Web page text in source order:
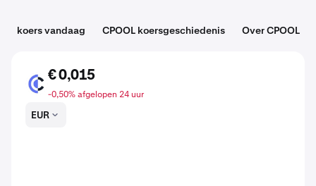
koers vandaag CPOOL koersgeschiedenis Over CPOOL
CPOOL
€ 0,015
-0,50% afgelopen 24 uur
EUR